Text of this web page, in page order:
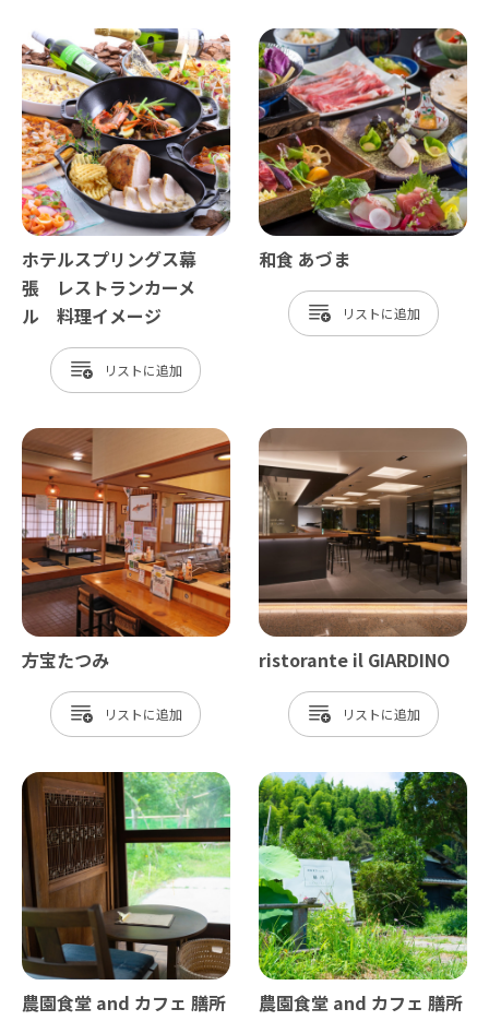
ホテルスプリングス幕
張 レストランカーメ
ル 料理イメージ
リスト
和食 あづま
リスト
方宝たつみ
リスト
ristorante il GIARDINO
リスト
農園食堂 and カフェ 膳所
農園食堂 and カフェ 膳所